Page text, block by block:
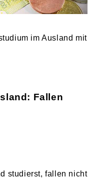
im Ausland mit
Fallen
studierst, fallen nicht